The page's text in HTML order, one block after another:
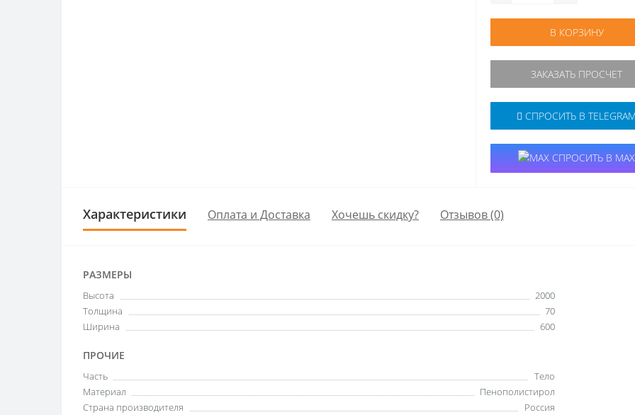
В КОРЗИНУ
ЗАКАЗАТЬ ПРОСЧЕТ
СПРОСИТЬ В TELEGRAM
СПРОСИТЬ В MAX
Характеристики Оплата и Доставка Хочешь скидку? Отзывов (0)
РАЗМЕРЫ
Высота
2000
Толщина
70
Ширина
600
ПРОЧИЕ
Часть
Тело
Материал
Пенополистирол
Страна производителя
Россия